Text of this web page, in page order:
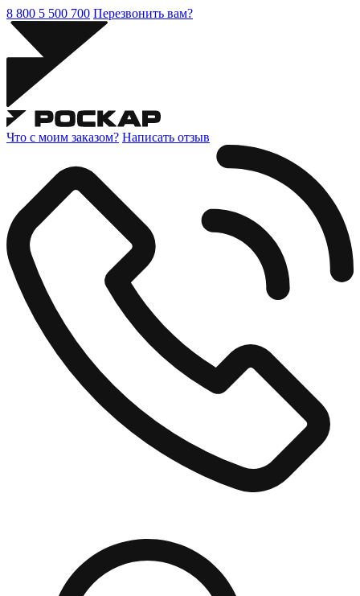
8 800 5 500 700 Перезвонить вам?
Что с моим заказом? Написать отзыв